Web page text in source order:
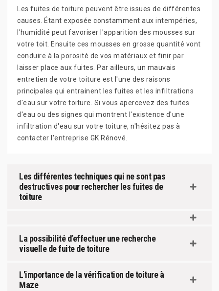
Les fuites de toiture peuvent être issues de différentes
causes. Étant exposée constamment aux intempéries,
l'humidité peut favoriser l'apparition des mousses sur
votre toit. Ensuite ces mousses en grosse quantité vont
conduire à la porosité de vos matériaux et finir par
laisser place aux fuites. Par ailleurs, un mauvais
entretien de votre toiture est l'une des raisons
principales qui entrainent les fuites et les infiltrations
d'eau sur votre toiture. Si vous apercevez des fuites
d'eau ou des signes qui montrent l'existence d'une
infiltration d'eau sur votre toiture, n'hésitez pas à
contacter l'entreprise GK Rénové.
Les différentes techniques qui ne sont pas
destructives pour rechercher les fuites de
toiture
La possibilité d’effectuer une recherche
visuelle de fuite de toiture
L'importance de la vérification de toiture à
Maze